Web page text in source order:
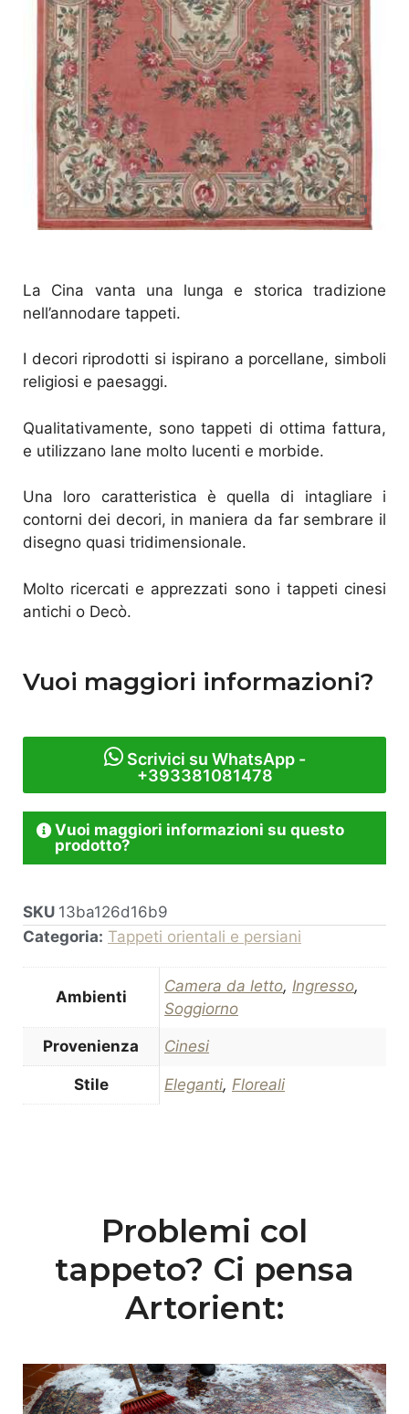
La Cina vanta una lunga e storica tradizione
nell’annodare tappeti.
I decori riprodotti si ispirano a porcellane, simboli
religiosi e paesaggi.
Qualitativamente, sono tappeti di ottima fattura,
e utilizzano lane molto lucenti e morbide.
Una loro caratteristica è quella di intagliare i
contorni dei decori, in maniera da far sembrare il
disegno quasi tridimensionale.
Molto ricercati e apprezzati sono i tappeti cinesi
antichi o Decò.
Vuoi maggiori informazioni?
Scrivici su WhatsApp -
+393381081478
Vuoi maggiori informazioni su questo
prodotto?
SKU 13ba126d16b9
Categoria: Tappeti orientali e persiani
Ambienti
Camera da letto, Ingresso,
Soggiorno
Provenienza Cinesi
Stile Eleganti, Floreali
Problemi col
tappeto? Ci pensa
Artorient: